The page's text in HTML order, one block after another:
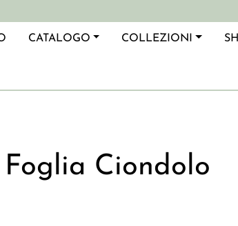
CATALOGO COLLEZIONI
Ciondolo